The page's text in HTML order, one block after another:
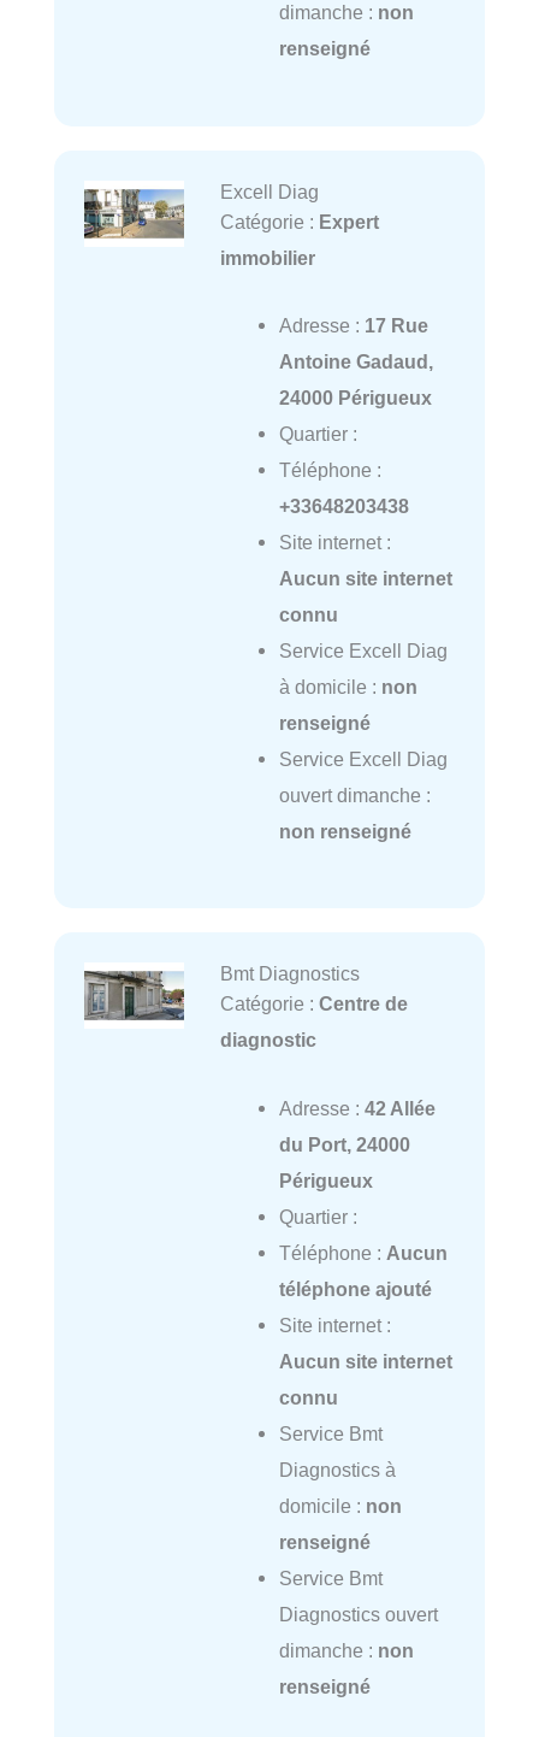
dimanche : non
renseigné
Excell Diag
Catégorie : Expert
immobilier
Adresse : 17 Rue
Antoine Gadaud,
24000 Périgueux
Quartier :
Téléphone :
+33648203438
Site internet :
Aucun site internet
connu
Service Excell Diag
à domicile : non
renseigné
Service Excell Diag
ouvert dimanche :
non renseigné
Bmt Diagnostics
Catégorie : Centre de
diagnostic
Adresse : 42 Allée
du Port, 24000
Périgueux
Quartier :
Téléphone : Aucun
téléphone ajouté
Site internet :
Aucun site internet
connu
Service Bmt
Diagnostics à
domicile : non
renseigné
Service Bmt
Diagnostics ouvert
dimanche : non
renseigné